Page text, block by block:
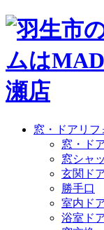
窓・ドアリフ
窓・ド
窓シャ
玄関ド
勝手口
室内ド
浴室ド